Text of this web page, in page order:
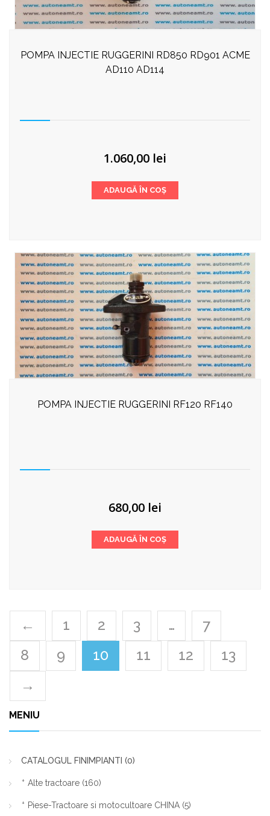
POMPA INJECTIE RUGGERINI RD850 RD901 ACME
AD110 AD114
1.060,00 lei
ADAUGĂ ÎN COȘ
POMPA INJECTIE RUGGERINI RF120 RF140
680,00 lei
ADAUGĂ ÎN COȘ
← 1 2 3 …
7
8
9 10 11 12
13
→
MENIU
CATALOGUL FINIMPIANTI (0)
Alte tractoare (160)
Piese-Tractoare si motocultoare CHINA (5)